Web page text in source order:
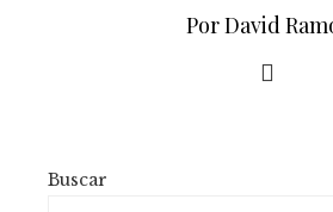
Por David
Buscar